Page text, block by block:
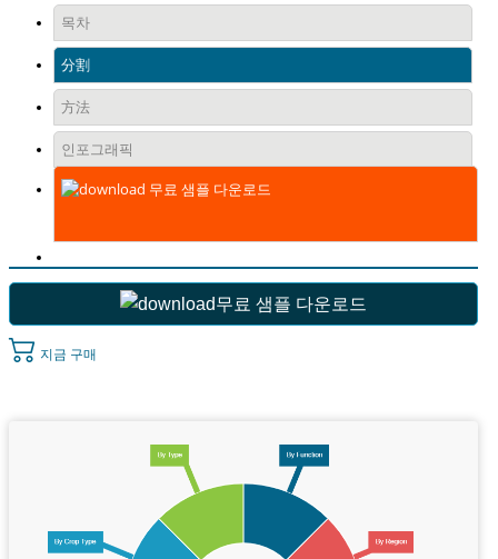
목차
分割
方法
인포그래픽
무료 샘플 다운로드
무료 샘플 다운로드
지금 구매